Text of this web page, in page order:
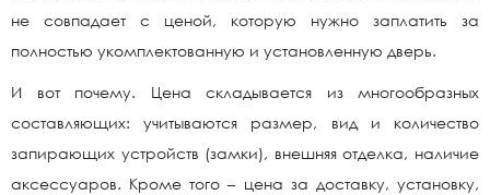
не совпадает с ценой, которую нужно заплатить за
полностью укомплектованную и установленную дверь.
И вот почему. Цена складывается из многообразных
составляющих: учитываются размер, вид и количество
запирающих устройств (замки), внешняя отделка, наличие
аксессуаров. Кроме того – цена за доставку, установку,